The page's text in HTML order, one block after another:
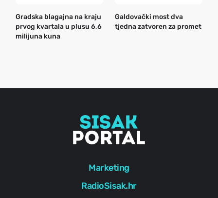
Gradska blagajna na kraju
prvog kvartala u plusu 6,6
milijuna kuna
Galdovački most dva
tjedna zatvoren za promet
Marketing
RadioSisak.hr